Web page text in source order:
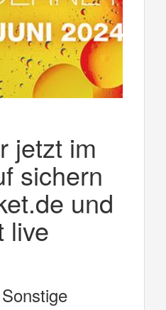
jetzt im
sichern
und
live